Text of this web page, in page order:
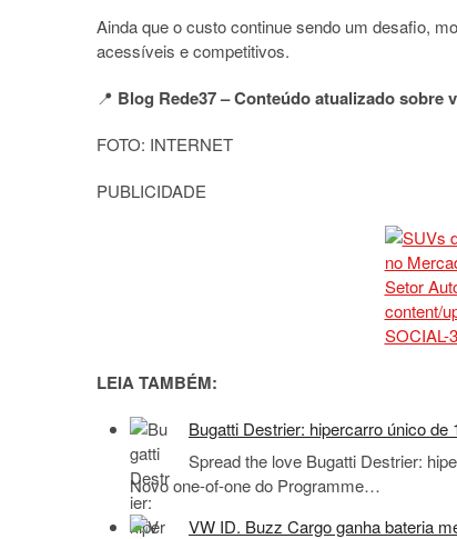
Ainda que o custo continue sendo um desafio,
acessíveis e competitivos.
📍 Blog Rede37 – Conteúdo atualizado sobre
FOTO: INTERNET
PUBLICIDADE
LEIA TAMBÉM:
Bugatti Destrier: hipercarro único
Spread the love Bugatti Destrier:
Novo one-of-one do Programme…
VW ID. Buzz Cargo ganha bateria